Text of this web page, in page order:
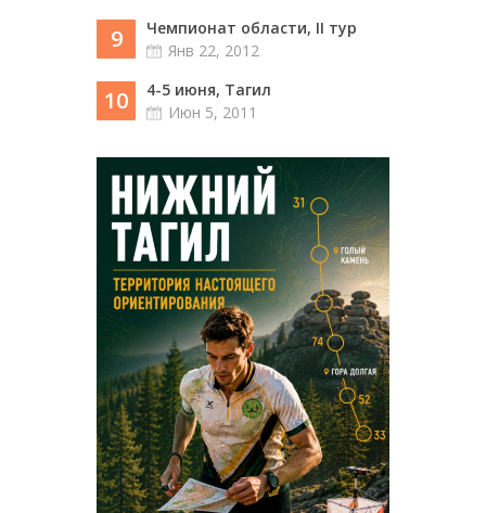
9
Чемпионат области, II тур
Янв 22, 2012
10
4-5 июня, Тагил
Июн 5, 2011